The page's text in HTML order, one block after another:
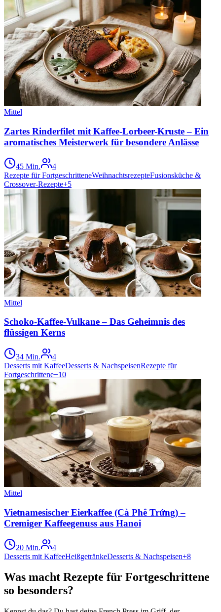
Mittel
Zartes Rinderfilet mit Kaffee-Lorbeer-Kruste – Ein
aromatisches Meisterwerk für besondere Anlässe
45 Min.
4
Rezepte für FortgeschritteneWeihnachtsrezepteFusionsküche &
Crossover-Rezepte+5
Mittel
Schoko-Kaffee-Vulkane – Das Geheimnis des
flüssigen Kerns
34 Min.
4
Desserts mit KaffeeDesserts & NachspeisenRezepte für
Fortgeschrittene+10
Mittel
Vietnamesischer Eierkaffee (Cà Phê Trứng) –
Cremiger Kaffeegenuss aus Hanoi
20 Min.
4
Desserts mit KaffeeHeißgetränkeDesserts & Nachspeisen+8
Was macht Rezepte für Fortgeschrittene
so besonders?